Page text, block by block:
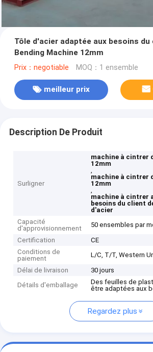
Tôle d'acier adaptée aux besoins du
Bending Machine 12mm
Prix：negotiable MOQ：1 ensemble
meilleur prix
Description De Produit
Surligner
machine à cintrer
12mm
,
machine à cintrer
12mm
,
machine à cintrer
besoins du client
d'acier
Capacité
d'approvisionnement
50 ensembles par
Certification
CE
Conditions de
paiement
L/C, T/T, Western
Délai de livraison
30 jours
Détails d'emballage
Des feuilles de
être adaptées aux
Regardez plus